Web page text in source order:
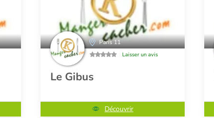
Paris 11
Laisser un avis
Le Gibus
Découvrir